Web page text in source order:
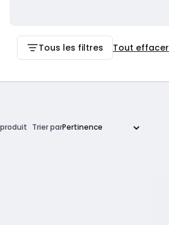
Tous les filtres Tout effacer
produit Trier par